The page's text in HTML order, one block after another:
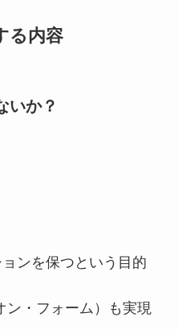
る内容
いか？
ンを保つという目的
ン・フォーム）も実現